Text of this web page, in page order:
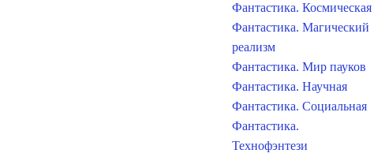
Фантастика. Космическая
Фантастика. Магический
реализм
Фантастика. Мир пауков
Фантастика. Научная
Фантастика. Социальная
Фантастика.
Технофэнтези